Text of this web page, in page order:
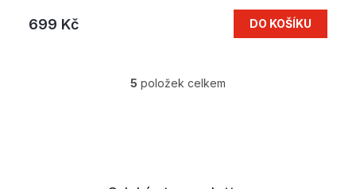
699 Kč DO KOŠÍKU
O
5 položek celkem